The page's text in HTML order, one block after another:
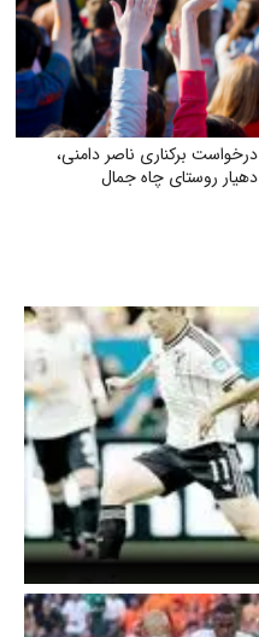
درخواست برکناری ناصر دامنی،
دهیار روستای چاه جمال